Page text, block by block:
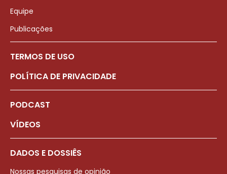
Equipe
Publicações
TERMOS DE USO
POLÍTICA DE PRIVACIDADE
PODCAST
VÍDEOS
DADOS E DOSSIÊS
Nossas pesquisas de opinião